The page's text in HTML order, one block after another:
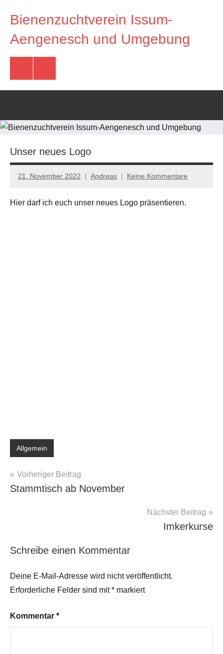
Inhalt
springen
Bienenzuchtverein Issum-
Aengenesch und Umgebung
Imkerverein
Aengenesch
Unser neues Logo
21. November 2022 Andreas Keine Kommentare
Hier darf ich euch unser neues Logo präsentieren.
Allgemein
Beitragsnavigation
Vorheriger Beitrag
Stammtisch ab November
Nächster Beitrag
Imkerkurse
Schreibe einen Kommentar
Deine E-Mail-Adresse wird nicht veröffentlicht.
Erforderliche Felder sind mit* markiert
Kommentar *